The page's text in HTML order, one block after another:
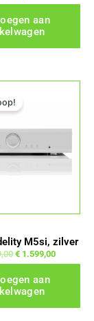
aan
M5si, zilver
Oorspronkelijke prijs was: € 1.899,00.
€1.599,00
Huidige prijs is: €
aan